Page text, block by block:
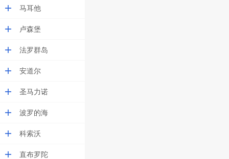
马耳他
卢森堡
法罗群岛
安道尔
圣马力诺
波罗的海
科索沃
直布罗陀